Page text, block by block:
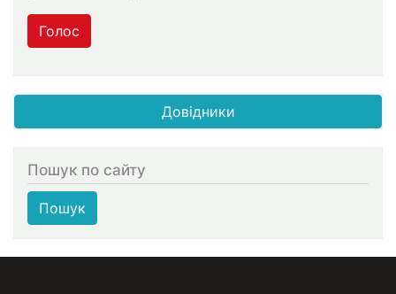
Голос
Довідники
Пошук по сайту
Пошук